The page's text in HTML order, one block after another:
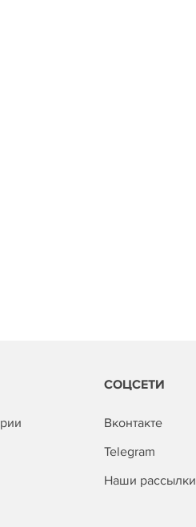
СОЦСЕТИ
Вконтакте
Telegram
Наши рассылки